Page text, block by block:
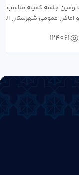
دومین جلسه کمیته مناسب
و اماکن عمومی شهرستان
124061